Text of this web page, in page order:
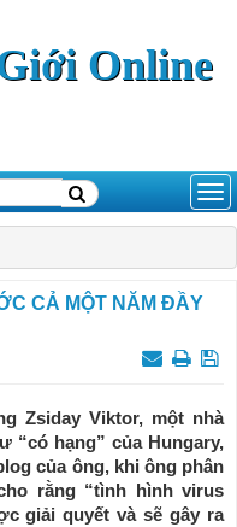
Online
CẢ MỘT NĂM ĐẦY
Zsiday Viktor, một nhà
“có hạng” của Hungary,
của ông, khi ông phân
rằng “tình hình virus
giải quyết và sẽ gây ra